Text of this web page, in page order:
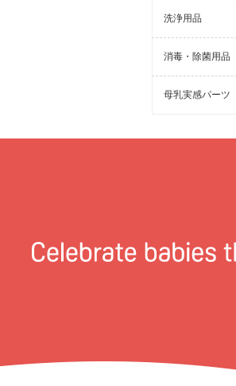
洗浄用品
消毒・除菌用品
母乳実感パーツ